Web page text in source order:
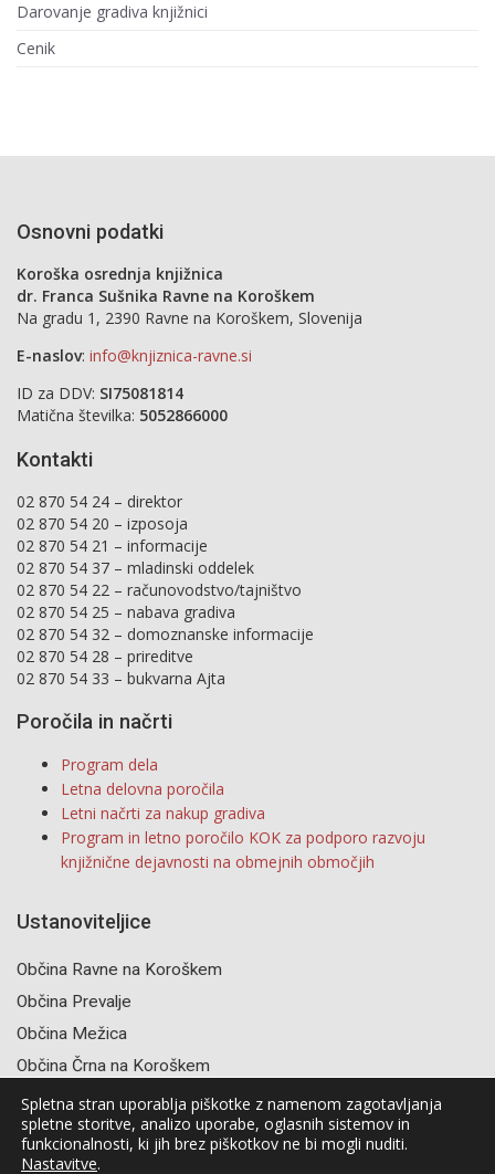
Darovanje gradiva knjižnici
Cenik
Osnovni podatki
Koroška osrednja knjižnica
dr. Franca Sušnika Ravne na Koroškem
Na gradu 1, 2390 Ravne na Koroškem, Slovenija
E-naslov: info@knjiznica-ravne.si
ID za DDV: SI75081814
Matična številka: 5052866000
Kontakti
02 870 54 24 – direktor
02 870 54 20 – izposoja
02 870 54 21 – informacije
02 870 54 37 – mladinski oddelek
02 870 54 22 – računovodstvo/tajništvo
02 870 54 25 – nabava gradiva
02 870 54 32 – domoznanske informacije
02 870 54 28 – prireditve
02 870 54 33 – bukvarna Ajta
Poročila in načrti
Program dela
Letna delovna poročila
Letni načrti za nakup gradiva
Program in letno poročilo KOK za podporo razvoju
knjižnične dejavnosti na obmejnih območjih
Ustanoviteljice
Občina Ravne na Koroškem
Občina Prevalje
Občina Mežica
Občina Črna na Koroškem
Spletna stran uporablja piškotke z namenom zagotavljanja
spletne storitve, analizo uporabe, oglasnih sistemov in
funkcionalnosti, ki jih brez piškotkov ne bi mogli nuditi.
Nastavitve.